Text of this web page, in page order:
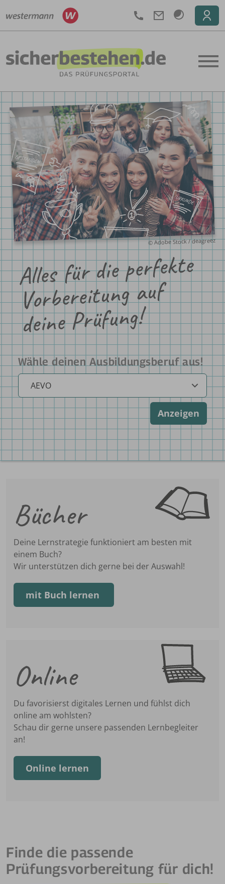
Telefon
© Adobe Stock / deagreez
Alles für die perfekte
Vorbereitung auf
deine Prüfung!
Wähle deinen Ausbildungsberuf aus!
Anzeigen
Bücher
Deine Lernstrategie funktioniert am besten mit
einem Buch?
Wir unterstützen dich gerne bei der Auswahl!
mit Buch lernen
Buchreihen
Online
Du favorisierst digitales Lernen und fühlst dich
online am wohlsten?
Schau dir gerne unsere passenden Lernbegleiter
an!
Online lernen
Apps
zum
lernen
Finde die passende
Prüfungsvorbereitung für dich!